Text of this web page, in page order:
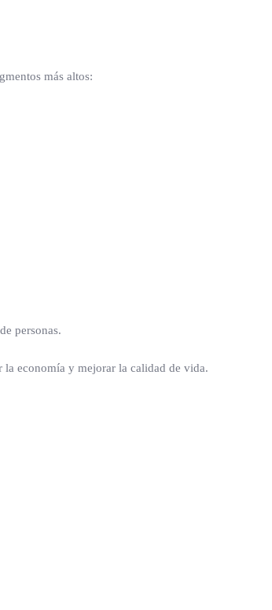
más altos:
personas.
economía y mejorar la calidad de vida.